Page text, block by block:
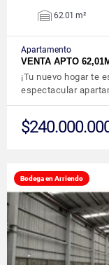
62.01 m²
Apartamento
VENTA APTO
¡Tu nuevo hogar te
espectacular
Bodega en Arriendo